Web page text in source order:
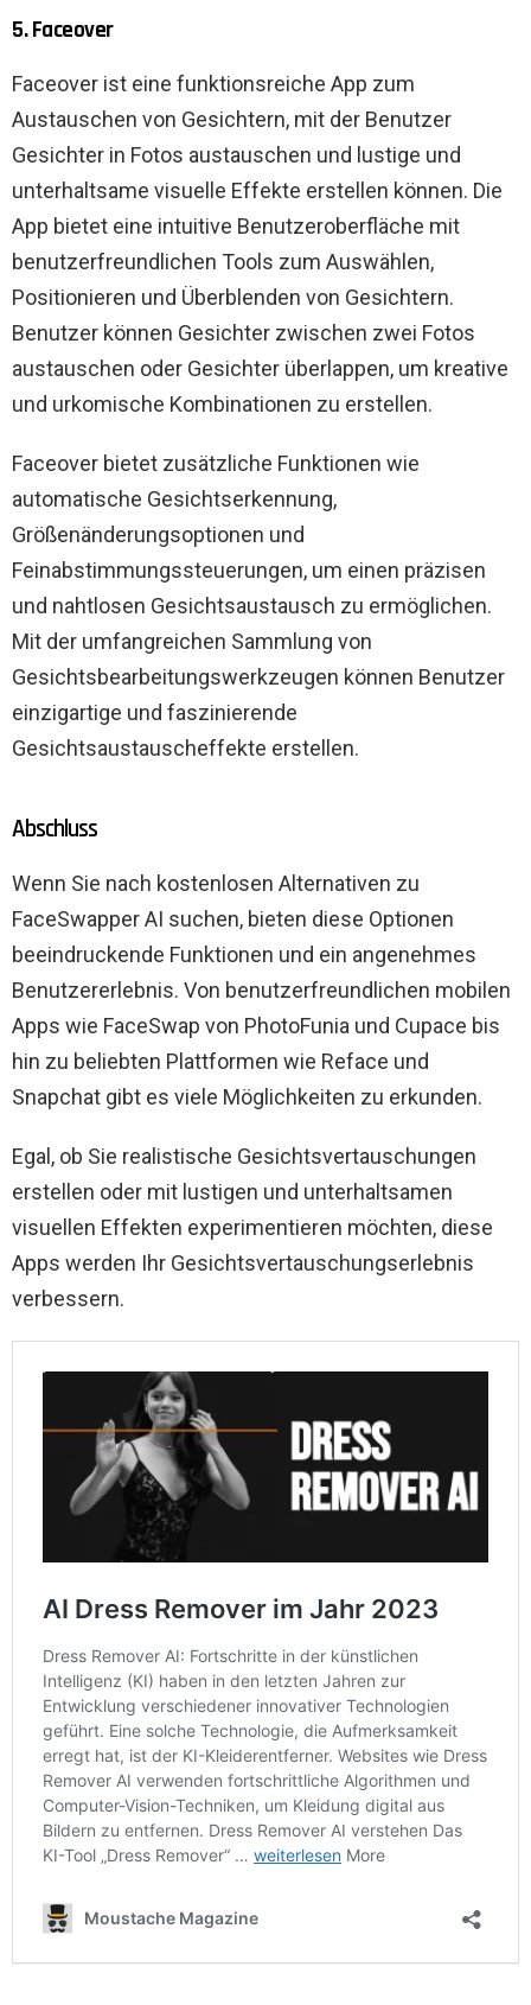
5. Faceover
Faceover ist eine funktionsreiche App zum
Austauschen von Gesichtern, mit der Benutzer
Gesichter in Fotos austauschen und lustige und
unterhaltsame visuelle Effekte erstellen können. Die
App bietet eine intuitive Benutzeroberfläche mit
benutzerfreundlichen Tools zum Auswählen,
Positionieren und Überblenden von Gesichtern.
Benutzer können Gesichter zwischen zwei Fotos
austauschen oder Gesichter überlappen, um kreative
und urkomische Kombinationen zu erstellen.
Faceover bietet zusätzliche Funktionen wie
automatische Gesichtserkennung,
Größenänderungsoptionen und
Feinabstimmungssteuerungen, um einen präzisen
und nahtlosen Gesichtsaustausch zu ermöglichen.
Mit der umfangreichen Sammlung von
Gesichtsbearbeitungswerkzeugen können Benutzer
einzigartige und faszinierende
Gesichtsaustauscheffekte erstellen.
Abschluss
Wenn Sie nach kostenlosen Alternativen zu
FaceSwapper AI suchen, bieten diese Optionen
beeindruckende Funktionen und ein angenehmes
Benutzererlebnis. Von benutzerfreundlichen mobilen
Apps wie FaceSwap von PhotoFunia und Cupace bis
hin zu beliebten Plattformen wie Reface und
Snapchat gibt es viele Möglichkeiten zu erkunden.
Egal, ob Sie realistische Gesichtsvertauschungen
erstellen oder mit lustigen und unterhaltsamen
visuellen Effekten experimentieren möchten, diese
Apps werden Ihr Gesichtsvertauschungserlebnis
verbessern.